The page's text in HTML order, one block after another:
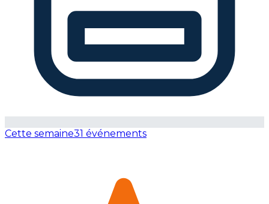
Cette semaine31 événements